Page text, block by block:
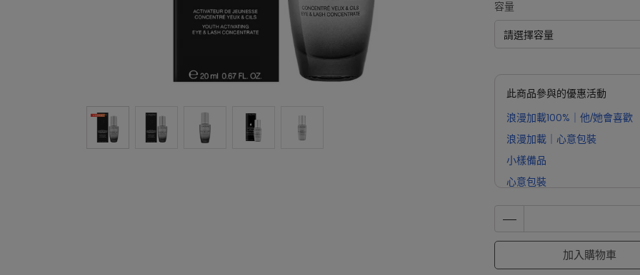
容量
此商品參與的優惠活動
浪漫加載100%｜他/她會喜歡
浪漫加載｜心意包裝
小樣備品
心意包裝
加入購物車